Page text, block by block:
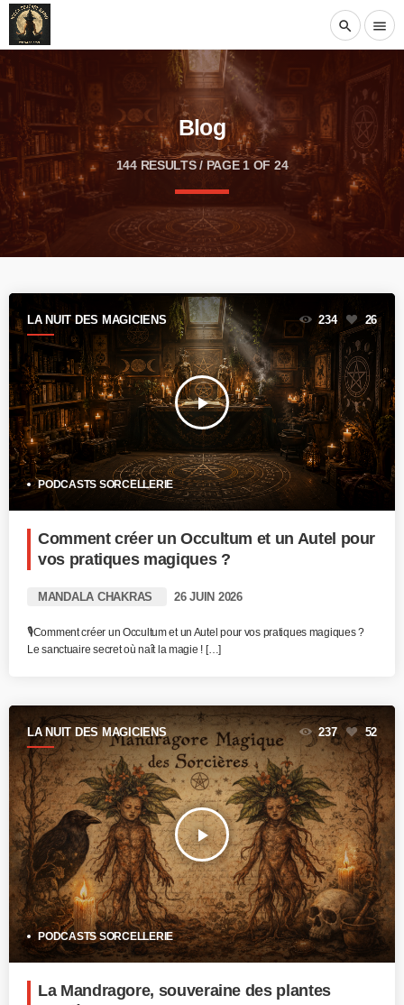
search menu
Blog
144 RESULTS / PAGE 1 OF 24
LA NUIT DES MAGICIENS
play_arrow
234 26
PODCASTS SORCELLERIE
Comment créer un Occultum et un Autel pour
vos pratiques magiques ?
MANDALA CHAKRAS 26 JUIN 2026
🎙️Comment créer un Occultum et un Autel pour vos pratiques magiques ?
Le sanctuaire secret où naît la magie ! […]
LA NUIT DES MAGICIENS
play_arrow
237 52
PODCASTS SORCELLERIE
La Mandragore, souveraine des plantes